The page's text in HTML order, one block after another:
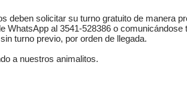
deben solicitar su turno gratuito de manera
WhatsApp al 3541-528386 o
turno previo, por orden de llegada.
a nuestros animalitos.